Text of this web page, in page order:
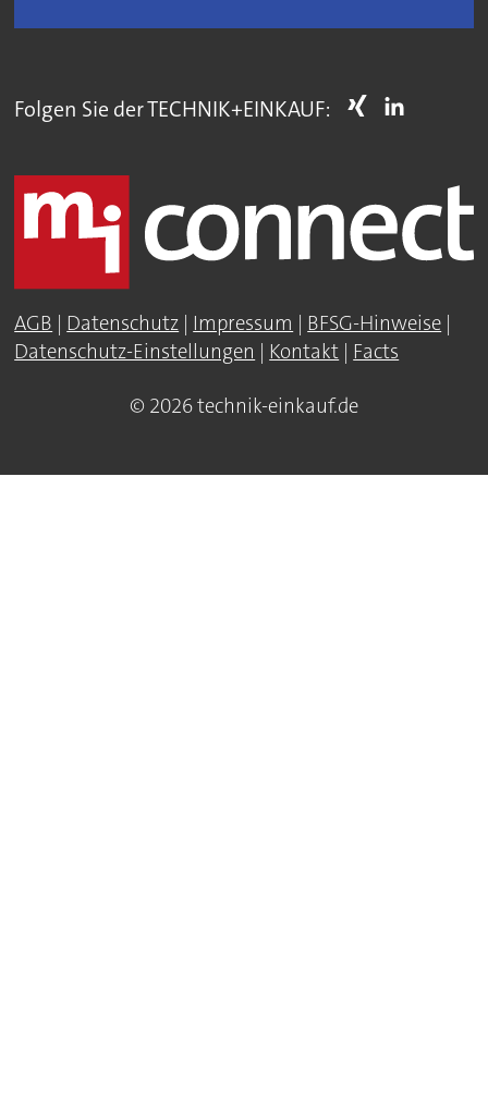
Folgen Sie der TECHNIK+EINKAUF:
AGB | Datenschutz | Impressum | BFSG-Hinweise |
Datenschutz-Einstellungen | Kontakt | Facts
© 2026 technik-einkauf.de